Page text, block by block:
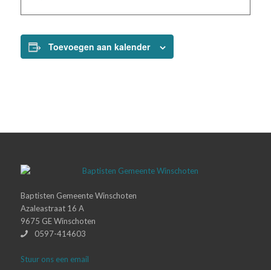
Toevoegen aan kalender
Baptisten Gemeente Winschoten
Azaleastraat 16 A
9675 GE Winschoten
0597-414603
Stuur ons een email